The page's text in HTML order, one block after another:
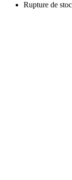
Rupture de